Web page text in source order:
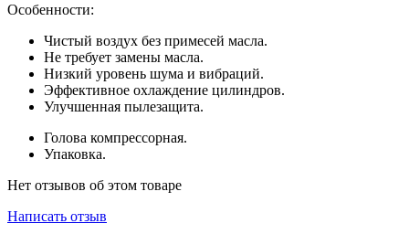
Особенности:
Чистый воздух без примесей масла.
Не требует замены масла.
Низкий уровень шума и вибраций.
Эффективное охлаждение цилиндров.
Улучшенная пылезащита.
Голова компрессорная.
Упаковка.
Нет отзывов об этом товаре
Написать отзыв